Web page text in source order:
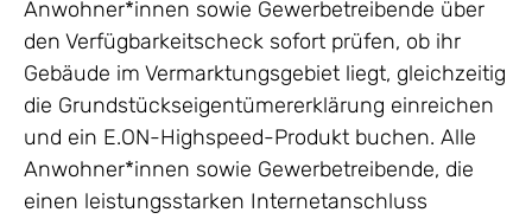
Anwohner*innen sowie Gewerbetreibende über
den Verfügbarkeitscheck sofort prüfen, ob ihr
Gebäude im Vermarktungsgebiet liegt, gleichzeitig
die Grundstückseigentümererklärung einreichen
und ein E.ON-Highspeed-Produkt buchen. Alle
Anwohner*innen sowie Gewerbetreibende, die
einen leistungsstarken Internetanschluss